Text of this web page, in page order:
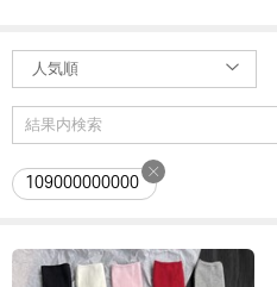
人気順
109000000000